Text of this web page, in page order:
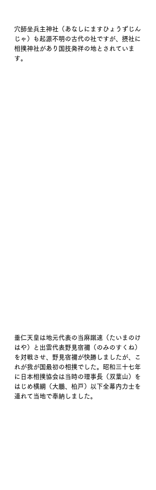
穴師坐兵主神社（あなしにますひょうずじん
じゃ）も起源不明の古代の社ですが、摂社に
相撲神社があり国技発祥の地とされていま
す。
垂仁天皇は地元代表の当麻蹴速（たいまのけ
はや）と出雲代表野見宿禰（のみのすくね）
を対戦させ、野見宿禰が快勝しましたが、こ
れが我が国最初の相撲でした。昭和三十七年
に日本相撲協会は当時の理事長（双葉山）を
はじめ横綱（大鵬、柏戸）以下全幕内力士を
連れて当地で奉納しました。